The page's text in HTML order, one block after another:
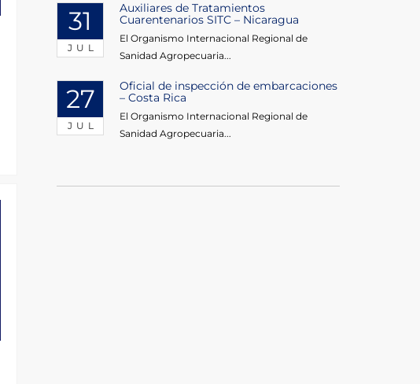
31
JUL
Auxiliares de Tratamientos
Cuarentenarios SITC – Nicaragua
El Organismo Internacional Regional de
Sanidad Agropecuaria...
27
JUL
Oficial de inspección de embarcaciones
– Costa Rica
El Organismo Internacional Regional de
Sanidad Agropecuaria...